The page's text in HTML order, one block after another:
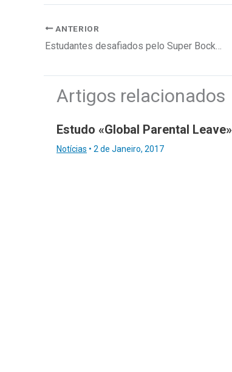
ANTERIOR
Artigos relacionados
Estudo «Global Parental Leave»
Notícias • 2 de Janeiro, 2017